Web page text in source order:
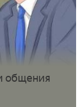
общения